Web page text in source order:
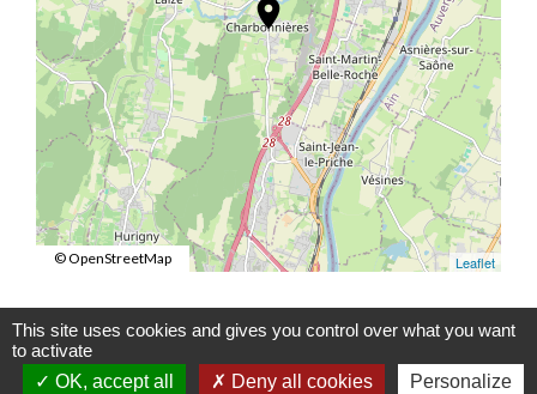
location_on
Leaflet
© OpenStreetMap
Contacts et Horaires
This site uses cookies and gives you control over what you want
to activate
OK, accept all
Deny all cookies Personalize